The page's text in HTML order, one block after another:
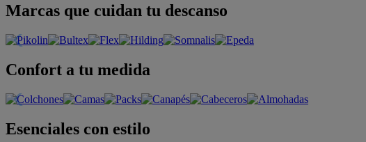
Marcas que cuidan tu descanso
Confort a tu medida
Esenciales con estilo